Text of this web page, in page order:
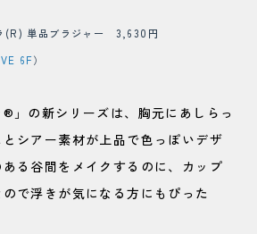
(R) 単品ブラジャー 3,630円
6F）
」の新シリーズは、胸元にあしらっ
シアー素材が上品で色っぽいデザ
る谷間をメイクするのに、カップ
で浮きが気になる方にもぴった